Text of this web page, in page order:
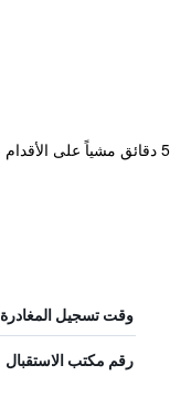
وقت تسجيل المغادرة
رقم مكتب الاستقبال